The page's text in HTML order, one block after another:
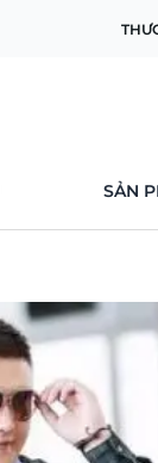
SẢN